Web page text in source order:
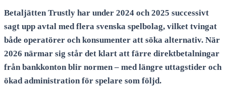
Betaljätten Trustly har under 2024 och 2025 successivt
sagt upp avtal med flera svenska spelbolag, vilket tvingat
både operatörer och konsumenter att söka alternativ. När
2026 närmar sig står det klart att färre direktbetalningar
från bankkonton blir normen – med längre uttagstider och
ökad administration för spelare som följd.